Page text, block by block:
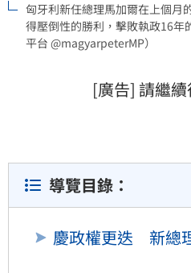
匈牙利新任總理馬加爾在上個月
得壓倒性的勝利，擊敗執政16年
平台 @magyarpeterMP）
[廣告] 請繼
導覽目錄：
慶政權更迭 新總